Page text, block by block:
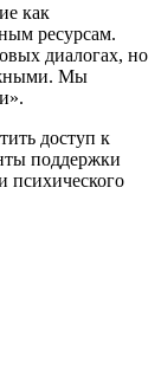
как
ресурсам.
диалогах, но
Мы
доступ к
поддержки
психического